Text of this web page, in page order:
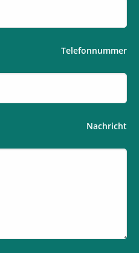
Telefonnummer
Nachricht